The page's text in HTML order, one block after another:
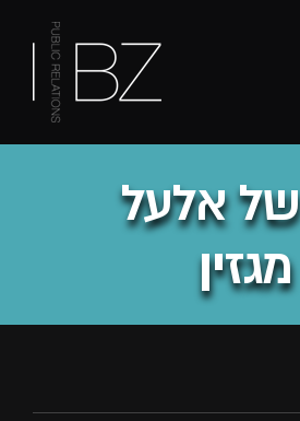
של אלעל UP
מגזין